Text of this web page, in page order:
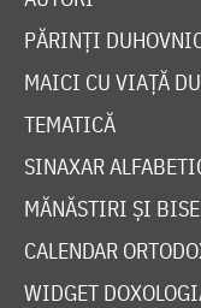
PĂRINȚI
MAICI CU VIAȚĂ
TEMATICĂ
SINAXAR
MĂNĂSTIRI ȘI
CALENDAR
WIDGET